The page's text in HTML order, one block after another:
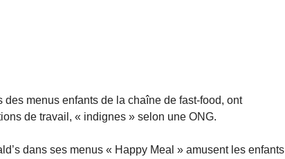
menus enfants de la chaîne de fast-food, ont
de travail, « indignes » selon une ONG.
dans ses menus « Happy Meal » amusent les enfants